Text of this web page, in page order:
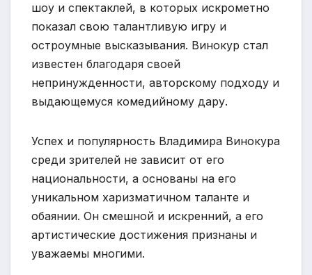
шоу и спектаклей, в которых искрометно
показал свою талантливую игру и
остроумные высказывания. Винокур стал
известен благодаря своей
непринужденности, авторскому подходу и
выдающемуся комедийному дару.
Успех и популярность Владимира Винокура
среди зрителей не зависит от его
национальности, а основаны на его
уникальном харизматичном таланте и
обаянии. Он смешной и искренний, а его
артистические достижения признаны и
уважаемы многими.